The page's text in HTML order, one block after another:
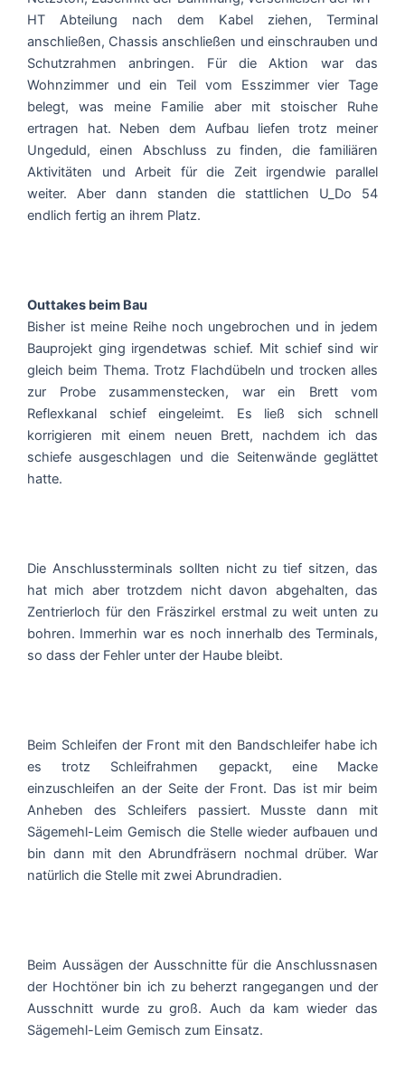
HT Abteilung nach dem Kabel ziehen, Terminal
anschließen, Chassis anschließen und einschrauben und
Schutzrahmen anbringen. Für die Aktion war das
Wohnzimmer und ein Teil vom Esszimmer vier Tage
belegt, was meine Familie aber mit stoischer Ruhe
ertragen hat. Neben dem Aufbau liefen trotz meiner
Ungeduld, einen Abschluss zu finden, die familiären
Aktivitäten und Arbeit für die Zeit irgendwie parallel
weiter. Aber dann standen die stattlichen U_Do 54
endlich fertig an ihrem Platz.
Outtakes beim Bau
Bisher ist meine Reihe noch ungebrochen und in jedem
Bauprojekt ging irgendetwas schief. Mit schief sind wir
gleich beim Thema. Trotz Flachdübeln und trocken alles
zur Probe zusammenstecken, war ein Brett vom
Reflexkanal schief eingeleimt. Es ließ sich schnell
korrigieren mit einem neuen Brett, nachdem ich das
schiefe ausgeschlagen und die Seitenwände geglättet
hatte.
Die Anschlussterminals sollten nicht zu tief sitzen, das
hat mich aber trotzdem nicht davon abgehalten, das
Zentrierloch für den Fräszirkel erstmal zu weit unten zu
bohren. Immerhin war es noch innerhalb des Terminals,
so dass der Fehler unter der Haube bleibt.
Beim Schleifen der Front mit den Bandschleifer habe ich
es trotz Schleifrahmen gepackt, eine Macke
einzuschleifen an der Seite der Front. Das ist mir beim
Anheben des Schleifers passiert. Musste dann mit
Sägemehl-Leim Gemisch die Stelle wieder aufbauen und
bin dann mit den Abrundfräsern nochmal drüber. War
natürlich die Stelle mit zwei Abrundradien.
Beim Aussägen der Ausschnitte für die Anschlussnasen
der Hochtöner bin ich zu beherzt rangegangen und der
Ausschnitt wurde zu groß. Auch da kam wieder das
Sägemehl-Leim Gemisch zum Einsatz.